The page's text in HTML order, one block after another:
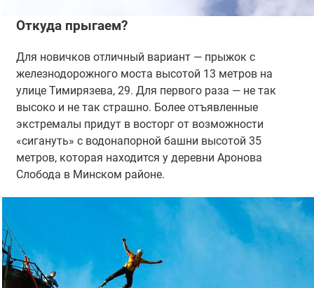
Откуда прыгаем?
Для новичков отличный вариант — прыжок с
железнодорожного моста высотой 13 метров на
улице Тимирязева, 29. Для первого раза — не так
высоко и не так страшно. Более отъявленные
экстремалы придут в восторг от возможности
«сигануть» с водонапорной башни высотой 35
метров, которая находится у деревни Аронова
Слобода в Минском районе.